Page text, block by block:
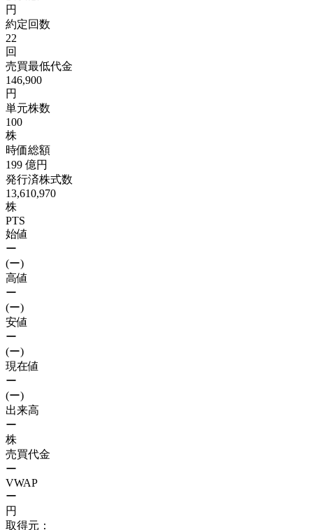
円
約定回数
22
回
売買最低代金
146,900
円
単元株数
100
株
時価総額
199 億円
発行済株式数
13,610,970
株
PTS
始値
ー
(ー)
高値
ー
(ー)
安値
ー
(ー)
現在値
ー
(ー)
出来高
ー
株
売買代金
ー
VWAP
ー
円
取得元：